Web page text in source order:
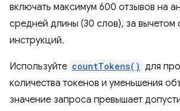
включать максимум 600 отзывов на
средней длины (30 слов), за вычетом
инструкций.
Используйте countTokens() для
количества токенов и уменьшения
значение запроса превышает